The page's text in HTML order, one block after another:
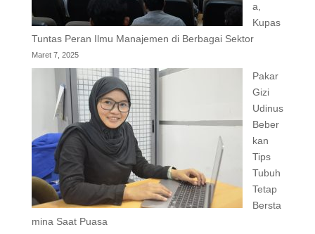
a,
Kupas
Tuntas Peran Ilmu Manajemen di Berbagai Sektor
Maret 7, 2025
Pakar
Gizi
Udinus
Beber
kan
Tips
Tubuh
Tetap
Bersta
mina Saat Puasa